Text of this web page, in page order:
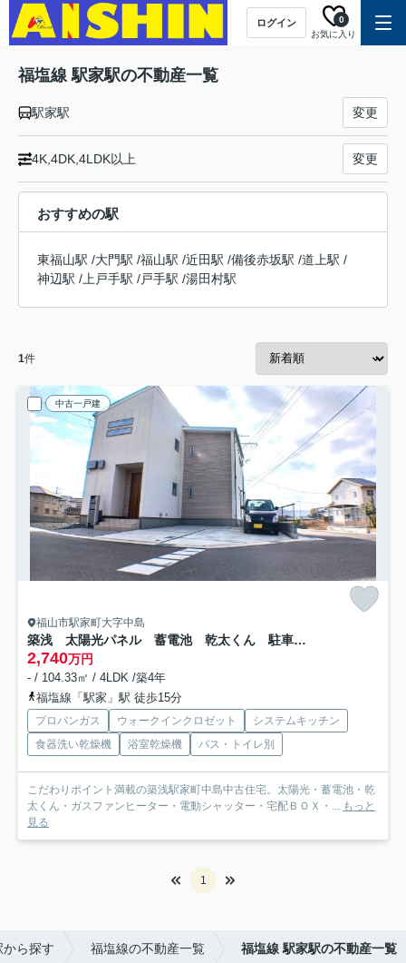
ログイン
お気に入り
0
福塩線 駅家駅の不動産一覧
駅家駅 変更
4K,4DK,4LDK以上 変更
おすすめの駅
東福山駅 /大門駅 /福山駅 /近田駅 /備後赤坂駅 /道上駅 /
神辺駅 / 上戸手駅 /戸手駅 /湯田村駅
1件
中古一戸建
福山市駅家町大字中島
築浅 太陽光パネル 蓄電池 乾太くん 駐車場４台 ガスファンヒーター 電動シャッター
2,740万円
- / 104.33㎡ / 4LDK /築4年
福塩線「駅家」駅 徒歩15分
プロパンガス ウォークインクロゼット
システムキッチン
食器洗い乾燥機
浴室乾燥機 バス・トイレ別
こだわりポイント満載の築浅駅家町中島中古住宅。太陽光・蓄電池・乾
太くん・ガスファンヒーター・電動シャッター・宅配ＢＯＸ・... もっと
見る
1
ら探す 福塩線の不動産一覧 福塩線 駅家駅の不動産一覧